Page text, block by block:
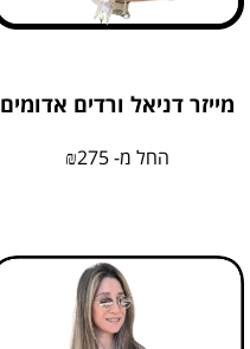
מייזר דניאל ורדים אדומים
החל מ- ₪275